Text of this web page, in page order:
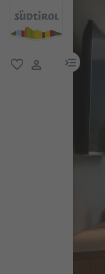
menu link